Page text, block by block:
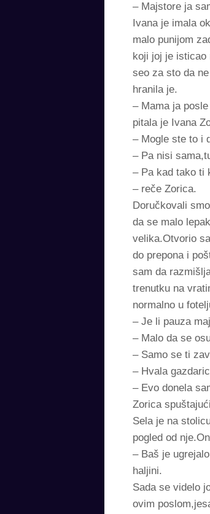
– Majstore ja
Ivana je imala
malo punijom
koji joj je isticao
seo za sto da
hranila je.
– Mama ja
pitala je Ivana
– Mogle ste to i
– Pa nisi
– Pa kad tako ti
– reče Zorica.
Doručkovali
da se malo
velika.Otvorio
do prepona i
sam da
trenutku na
normalno u
– Je li pauza
– Malo da se
– Samo se ti
– Hvala
– Evo donela
Zorica
Sela je na
pogled od
– Baš je
haljini.
Sada se videlo
ovim